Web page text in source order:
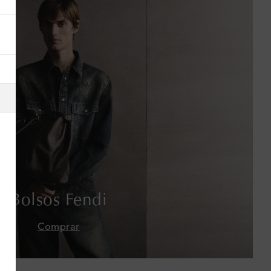
Bolsos Fendi
Comprar
Alemania
Andorra
Antigua y Barbuda
Arabia Saudí
Argelia
Armenia